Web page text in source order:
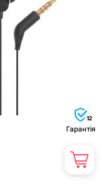
12
Гарантія